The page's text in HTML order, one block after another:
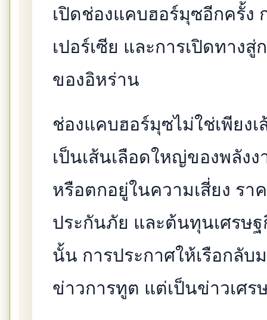
เปิดช่องแคบฮอร์มุซอีกครั้ง
เปอร์เซีย และการเปิดทางสู่
ของอิหร่าน
ช่องแคบฮอร์มุซไม่ใช่เพียง
เป็นเส้นเลือดใหญ่ของพลัง
หรือตกอยู่ในความเสี่ยง ร
ประกันภัย และต้นทุนเศรษ
นั้น การประกาศให้เรือกลับ
ข่าวการทูต แต่เป็นข่าวเศร